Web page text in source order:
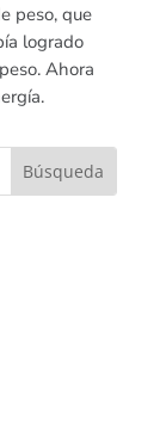
peso, que
logrado
Ahora